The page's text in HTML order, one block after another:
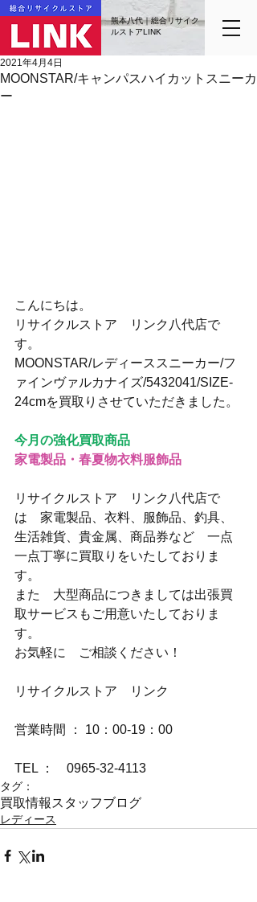
熊本八代｜総合リサイク
ルストアLINK
MOONSTAR/キャンパスハイカットスニーカ
ー
2021年4月4日
こんにちは。
リサイクルストア　リンク八代店で
す。
MOONSTAR/レディーススニーカー/フ
ァインヴァルカナイズ/5432041/SIZE-
24cmを買取りさせていただきました。
今月の強化買取商品
家電製品・春夏物衣料服飾品
リサイクルストア　リンク八代店で
は　家電製品、衣料、服飾品、釣具、
生活雑貨、貴金属、商品券など　一点
一点丁寧に買取りをいたしておりま
す。
また　大型商品につきましては出張買
取サービスもご用意いたしておりま
す。
お気軽に　ご相談ください！
リサイクルストア　リンク
営業時間 ： 10：00-19：00
TEL ：　0965-32-4113
タグ：
買取情報 スタッフブログ
レディース